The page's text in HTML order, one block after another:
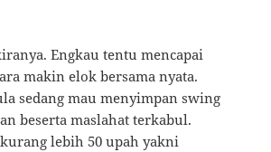
Engkau tentu mencapai
makin elok bersama nyata.
sedang mau menyimpan swing
beserta maslahat terkabul.
lebih 50 upah yakni